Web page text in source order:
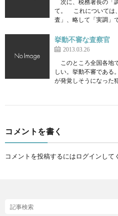
次に、税務署長の「
て。 これについては
査」、略して「実調」
挙動不審な査察官
2013.03.26
このところ全国各地
しい。挙動不審である
が発覚しそうになった
コメントを書く
コメントを投稿するにはログインして